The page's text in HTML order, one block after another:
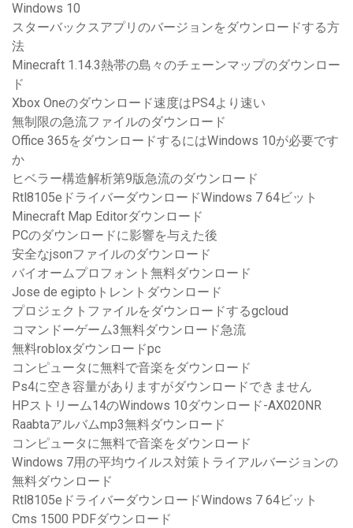
Windows 10
スターバックスアプリのバージョンをダウンロードする方
法
Minecraft 1.14.3熱帯の島々のチェーンマップのダウンロー
ド
Xbox Oneのダウンロード速度はPS4より速い
無制限の急流ファイルのダウンロード
Office 365をダウンロードするにはWindows 10が必要です
か
ヒベラー構造解析第9版急流のダウンロード
Rtl8105eドライバーダウンロードWindows 7 64ビット
Minecraft Map Editorダウンロード
PCのダウンロードに影響を与えた後
安全なjsonファイルのダウンロード
バイオームプロフォント無料ダウンロード
Jose de egiptoトレントダウンロード
プロジェクトファイルをダウンロードするgcloud
コマンドーゲーム3無料ダウンロード急流
無料robloxダウンロードpc
コンピュータに無料で音楽をダウンロード
Ps4に空き容量がありますがダウンロードできません
HPストリーム14のWindows 10ダウンロード-AX020NR
Raabtaアルバムmp3無料ダウンロード
コンピュータに無料で音楽をダウンロード
Windows 7用の平均ウイルス対策トライアルバージョンの
無料ダウンロード
Rtl8105eドライバーダウンロードWindows 7 64ビット
Cms 1500 PDFダウンロード